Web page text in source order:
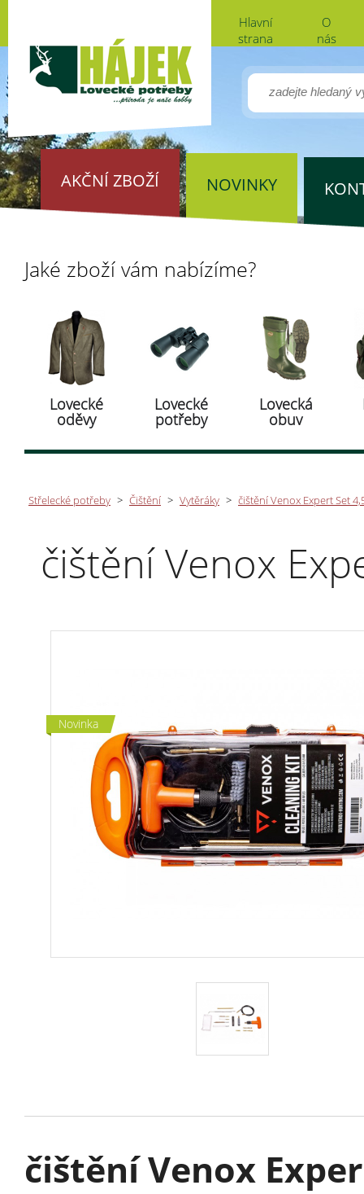
Hlavní
strana
O
nás
AKČNÍ ZBOŽÍ NOVINKY
Jaké zboží vám nabízíme?
Lovecké
oděvy
Lovecké
potřeby
Lovecká
obuv
Střelecké potřeby > Čištění > Vytěráky > čištění Venox Expert Set
čištění Venox
Novinka
čištění Venox